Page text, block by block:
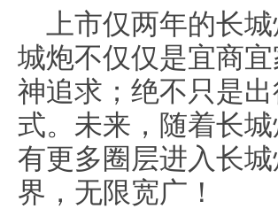
上市仅两年的长
城炮不仅仅是宜商
神追求；绝不只是
式。未来，随着长
有更多圈层进入长
界，无限宽广！